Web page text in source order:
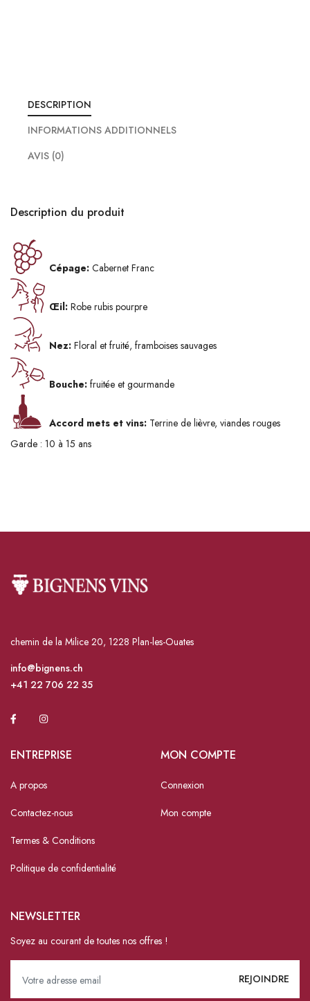
DESCRIPTION
INFORMATIONS ADDITIONNELS
AVIS (0)
Description du produit
Cépage: Cabernet Franc
Œil: Robe rubis pourpre
Nez: Floral et fruité, framboises sauvages
Bouche: fruitée et gourmande
Accord mets et vins: Terrine de lièvre, viandes rouges
Garde : 10 à 15 ans
chemin de la Milice 20, 1228 Plan-les-Ouates
info@bignens.ch
+41 22 706 22 35
ENTREPRISE
A propos
Contactez-nous
Termes & Conditions
Politique de confidentialité
MON COMPTE
Connexion
Mon compte
NEWSLETTER
Soyez au courant de toutes nos offres !